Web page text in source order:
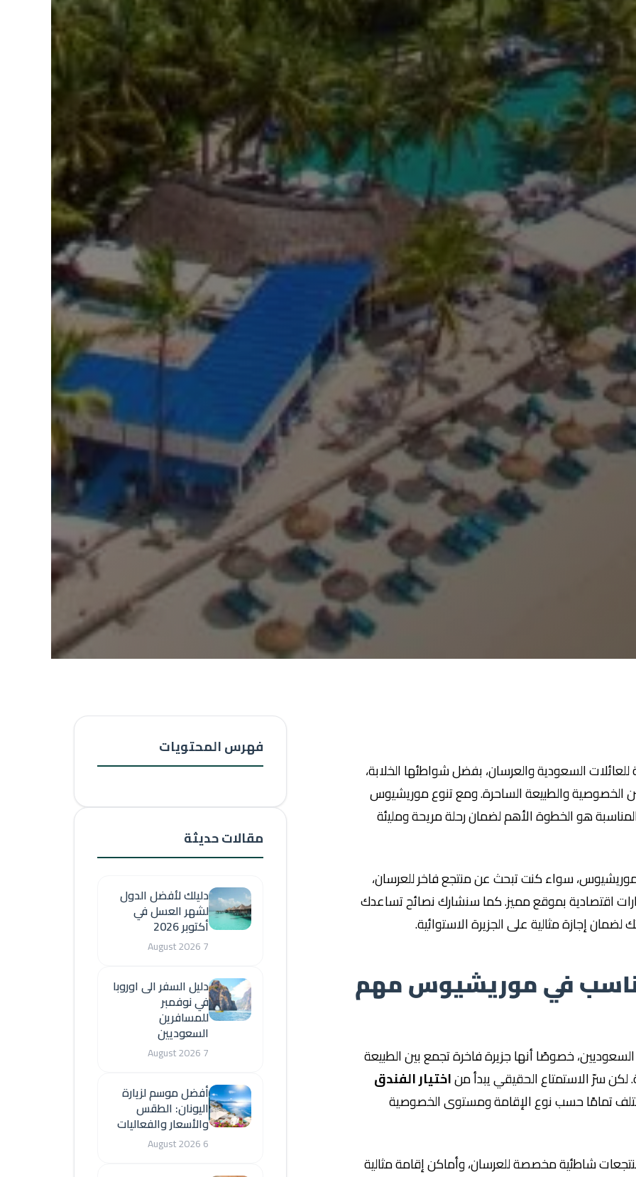
السعودية والعرسان، بفضل شواطئها الخلابة،
بين الخصوصية والطبيعة الساحرة. ومع تنوع موريشيوس
المناسبة هو الخطوة الأهم لضمان رحلة مريحة ومليئة
سواء كنت تبحث عن منتجع فاخر للعرسان،
اقتصادية بموقع مميز. كما سنشارك نصائح تساعدك
لضمان إجازة مثالية على الجزيرة الاستوائية.
في موريشيوس مهم
خصوصًا أنها جزيرة فاخرة تجمع بين الطبيعة
لكن سرّ الاستمتاع الحقيقي يبدأ مناختيار الفندق
تمامًا حسب نوع الإقامة ومستوى الخصوصية
شاطئية مخصصة للعرسان، وأماكن إقامة مثالية
فهرس المحتويات
مقالات حديثة
دليلك لأفضل الدول
لشهر العسل في
أكتوبر 2026
7 August 2026
دليل السفر الى اوروبا
في نوفمبر
للمسافرين
السعوديين
7 August 2026
أفضل موسم لزيارة
اليونان: الطقس
والأسعار والفعاليات
6 August 2026